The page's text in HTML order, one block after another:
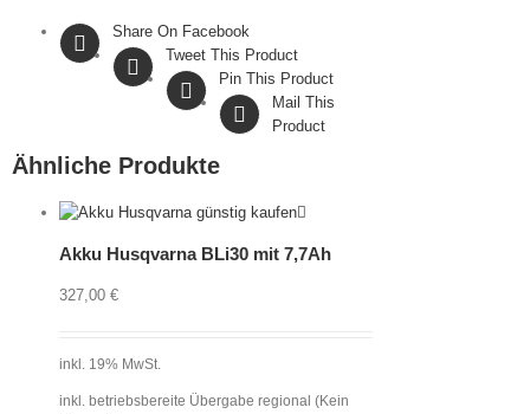
Share On Facebook
Tweet This Product
Pin This Product
Mail This
Product
Ähnliche Produkte
Akku Husqvarna BLi30 mit 7,7Ah
327,00 €
inkl. 19% MwSt.
inkl. betriebsbereite Übergabe regional (Kein